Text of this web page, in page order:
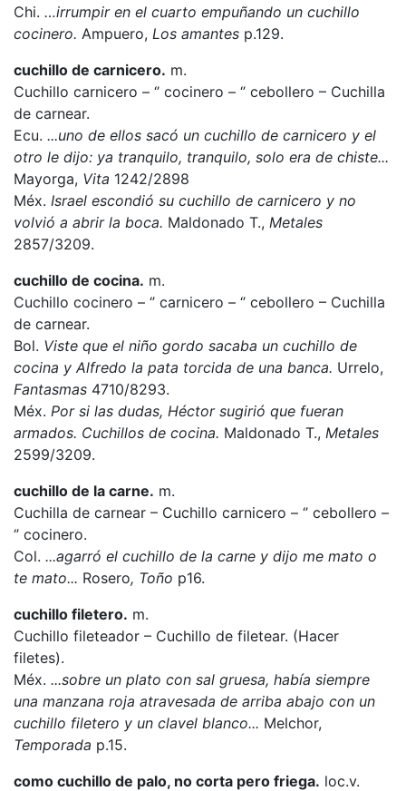
Chi. …irrumpir en el cuarto empuñando un cuchillo
cocinero. Ampuero, Los amantes p.129.
cuchillo de carnicero. m.
Cuchillo carnicero – ‘’ cocinero – ‘’ cebollero – Cuchilla
de carnear.
Ecu. ...uno de ellos sacó un cuchillo de carnicero y el
otro le dijo: ya tranquilo, tranquilo, solo era de chiste...
Mayorga, Vita 1242/2898
Méx. Israel escondió su cuchillo de carnicero y no
volvió a abrir la boca. Maldonado T., Metales
2857/3209.
cuchillo de cocina. m.
Cuchillo cocinero – ‘’ carnicero – ‘’ cebollero – Cuchilla
de carnear.
Bol. Viste que el niño gordo sacaba un cuchillo de
cocina y Alfredo la pata torcida de una banca. Urrelo,
Fantasmas 4710/8293.
Méx. Por si las dudas, Héctor sugirió que fueran
armados. Cuchillos de cocina. Maldonado T., Metales
2599/3209.
cuchillo de la carne. m.
Cuchilla de carnear – Cuchillo carnicero – ‘’ cebollero –
‘’ cocinero.
Col. ...agarró el cuchillo de la carne y dijo me mato o
te mato... Rosero, Toño p16.
cuchillo filetero. m.
Cuchillo fileteador – Cuchillo de filetear. (Hacer
filetes).
Méx. ...sobre un plato con sal gruesa, había siempre
una manzana roja atravesada de arriba abajo con un
cuchillo filetero y un clavel blanco... Melchor,
Temporada p.15.
como cuchillo de palo, no corta pero friega. loc.v.